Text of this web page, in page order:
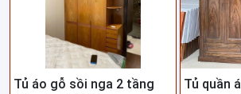
Tủ áo gỗ sồi nga 2 tầng
Tủ quần